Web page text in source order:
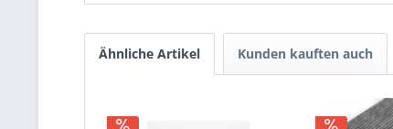
Ähnliche Artikel Kunden kauften auch